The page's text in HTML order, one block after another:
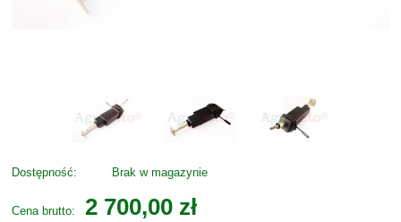
Dostępność: Brak w magazynie
Cena brutto: 2 700,00 zł